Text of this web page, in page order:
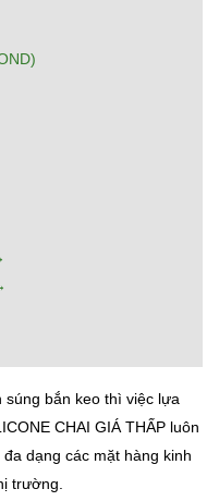
súng bắn keo thì việc lựa
CHAI GIÁ THẤP luôn
dạng các mặt hàng kinh
trường.